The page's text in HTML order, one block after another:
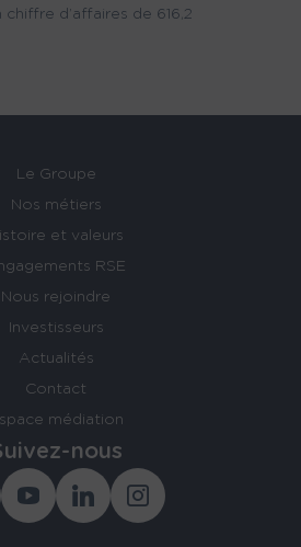
d’affaires de 616,2
Le Groupe
Nos métiers
et valeurs
RSE
Nous rejoindre
Investisseurs
Actualités
Contact
médiation
nous
YoutubeLinkedinInstagram